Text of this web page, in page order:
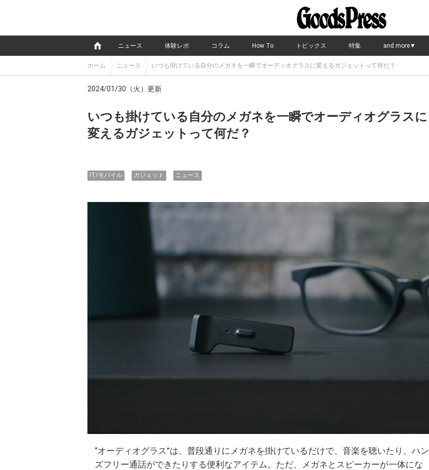
ニュース 体験レポ コラム How To トピックス 特集 and more▼
ホーム ニュース いつも掛けている自分のメガネを一瞬でオーディオグラスに変えるガジェットって何だ？
2024/01/30（火）更新
いつも掛けている自分のメガネを一瞬でオーディオグラスに
変えるガジェットって何だ？
IT/モバイル ガジェット ニュース
“オーディオグラス”は、普段通りにメガネを掛けているだけで、音楽を聴いたり、ハン
ズフリー通話ができたりする便利なアイテム。ただ、メガネとスピーカーが一体にな